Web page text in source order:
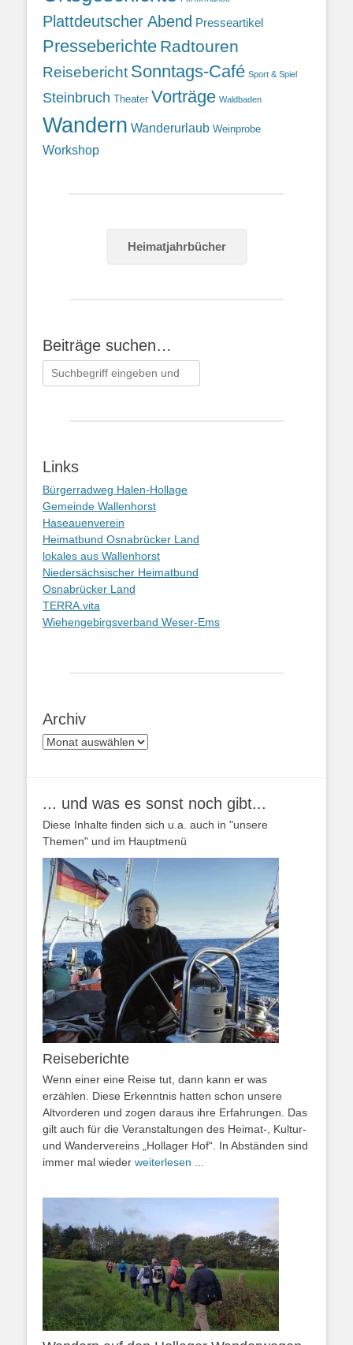
Plattdeutscher Abend Presseartikel
Presseberichte Radtouren
Reisebericht Sonntags-Café Sport & Spiel
Steinbruch Theater Vorträge Waldbaden
Wandern Wanderurlaub Weinprobe
Workshop
Heimatjahrbücher
Beiträge suchen…
Suchen
nach:
Links
Bürgerradweg Halen-Hollage
Gemeinde Wallenhorst
Haseauenverein
Heimatbund Osnabrücker Land
lokales aus Wallenhorst
Niedersächsischer Heimatbund
Osnabrücker Land
TERRA.vita
Wiehengebirgsverband Weser-Ems
Archiv
Archiv
... und was es sonst noch gibt...
Diese Inhalte finden sich u.a. auch in "unsere
Themen" und im Hauptmenü
Reiseberichte
Wenn einer eine Reise tut, dann kann er was
erzählen. Diese Erkenntnis hatten schon unsere
Altvorderen und zogen daraus ihre Erfahrungen. Das
gilt auch für die Veranstaltungen des Heimat-, Kultur-
und Wandervereins „Hollager Hof“. In Abständen sind
immer mal wieder weiterlesen ...